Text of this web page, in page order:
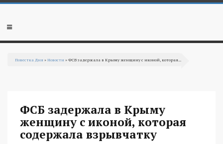
Перейти к основному содержанию
Мобильное
Повестка Дня »Новости » ФСБ задержала в Крыму женщину с иконой, которая...
ФСБ задержала в Крыму
женщину с иконой, которая
содержала взрывчатку